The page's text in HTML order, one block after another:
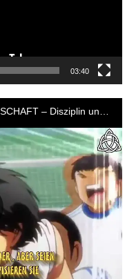
03:40